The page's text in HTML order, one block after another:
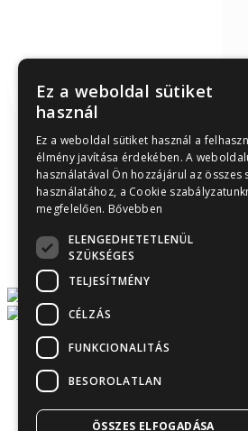
Ez a weboldal sütiket
használ
Ez a weboldal sütiket használ a
élmény javítása érdekében. A
használatával Ön hozzájárul az összes
használatához, a Cookie
megfelelően. Bővebben
ELENGEDHETETLENÜL
SZÜKSÉGES
TELJESÍTMÉNY
CÉLZÁS
FUNKCIONALITÁS
BESOROLATLAN
ÖSSZES ELFOGADÁSA